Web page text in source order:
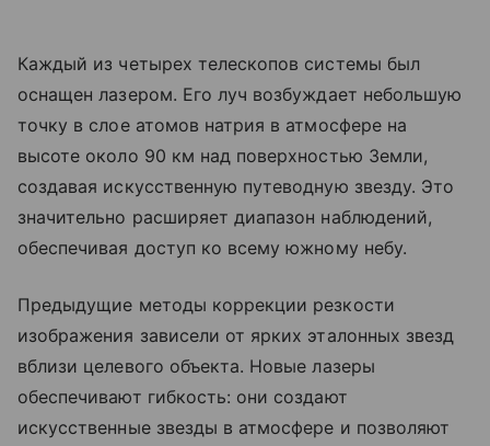
Каждый из четырех телескопов системы был
оснащен лазером. Его луч возбуждает небольшую
точку в слое атомов натрия в атмосфере на
высоте около 90 км над поверхностью Земли,
создавая искусственную путеводную звезду. Это
значительно расширяет диапазон наблюдений,
обеспечивая доступ ко всему южному небу.
Предыдущие методы коррекции резкости
изображения зависели от ярких эталонных звезд
вблизи целевого объекта. Новые лазеры
обеспечивают гибкость: они создают
искусственные звезды в атмосфере и позволяют